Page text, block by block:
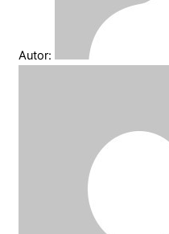
Autor: